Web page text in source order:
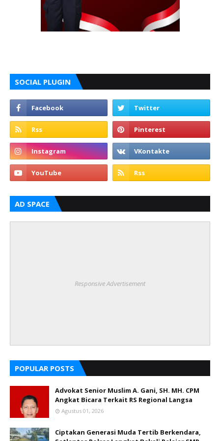
SOCIAL PLUGIN
AD SPACE
Responsive Advertisement
POPULAR POSTS
Advokat Senior Muslim A. Gani, SH. MH. CPM
Angkat Bicara Terkait RS Regional Langsa
Agustus 01, 2026
Ciptakan Generasi Muda Tertib Berkendara,